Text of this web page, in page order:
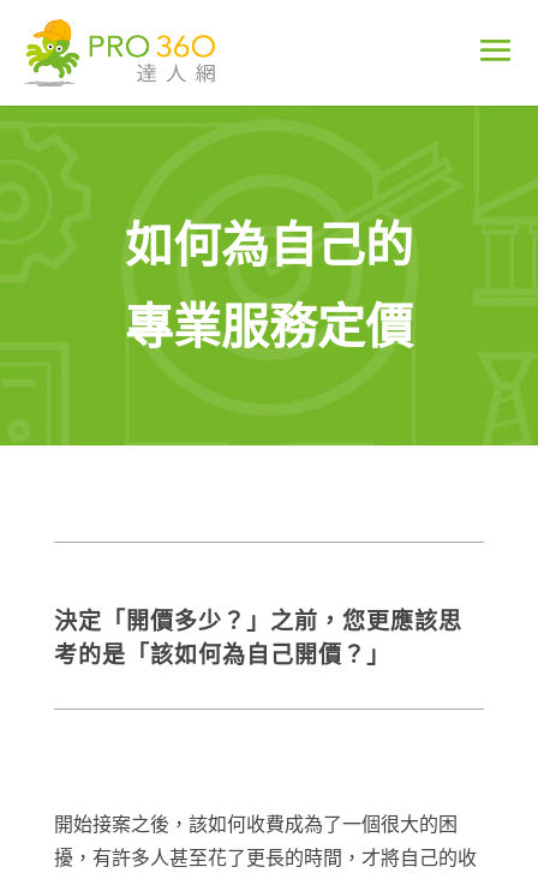
如何為自己的
專業服務定價
決定「開價多少？」之前，您更應該思
考的是「該如何為自己開價？」
開始接案之後，該如何收費成為了一個很大的困
擾，有許多人甚至花了更長的時間，才將自己的收